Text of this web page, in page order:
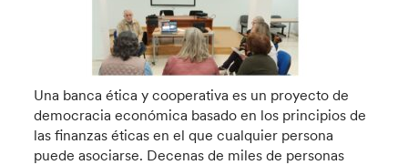
Una banca ética y cooperativa es un proyecto de
democracia económica basado en los principios de
las finanzas éticas en el que cualquier persona
puede asociarse. Decenas de miles de personas